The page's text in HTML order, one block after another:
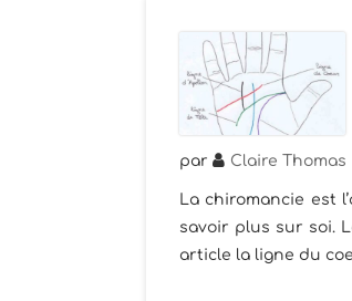
par Claire Thomas
La chiromancie est
savoir plus sur soi.
article la ligne du